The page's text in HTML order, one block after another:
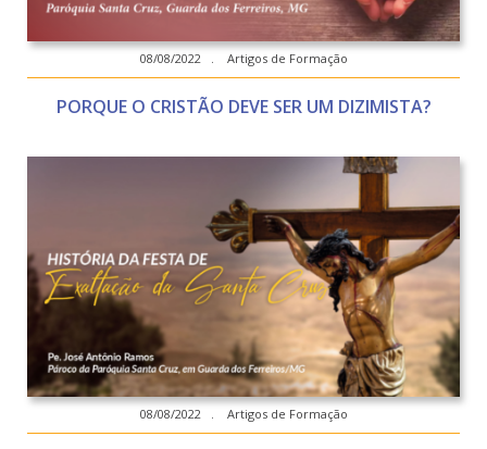
08/08/2022 . Artigos de Formação
PORQUE O CRISTÃO DEVE SER UM DIZIMISTA?
08/08/2022 . Artigos de Formação